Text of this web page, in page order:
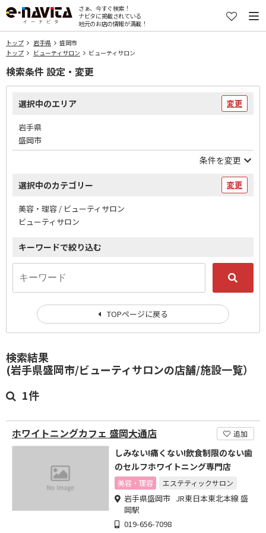
さぁ、今すぐ検索！
ナビタに掲載されている
地元のお店の情報が満載！
トップ 岩手県
盛岡市
トップ
ビューティサロン ビューティサロン
検索結果
(岩手県盛岡市/ビューティサロンの店舗/施設一覧）
1件
ホワイトニングカフェ 盛岡大通店 追加
しみない!痛くない!飲食制限のない歯
のセルフホワイトニング専門店
美容・理容 エステティックサロン
岩手県盛岡市 JR東日本東北本線 盛
岡駅
019-656-7098
検索条件 設定・変更
選択中のエリア 変更
岩手県
盛岡市
条件を変更
選択中のカテゴリー 変更
美容・理容 / ビューティサロン
ビューティサロン
キーワードで絞り込む
TOPページに戻る